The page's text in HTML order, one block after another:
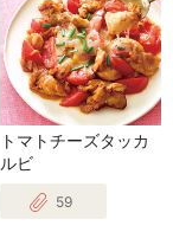
トマトチーズタッカ
ルビ
59